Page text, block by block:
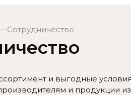
Сотрудничество
и выгодные
и продукции